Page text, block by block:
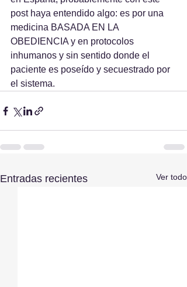
post haya entendido algo: es por una
medicina BASADA EN LA
OBEDIENCIA y en protocolos
inhumanos y sin sentido donde el
paciente es poseído y secuestrado por
el sistema.
Entradas recientes Ver todo